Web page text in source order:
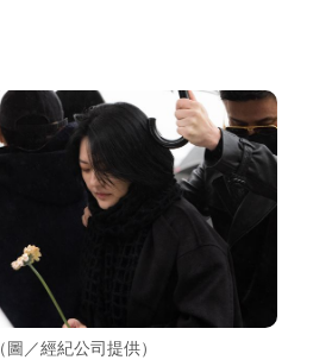
／經紀公司提供）